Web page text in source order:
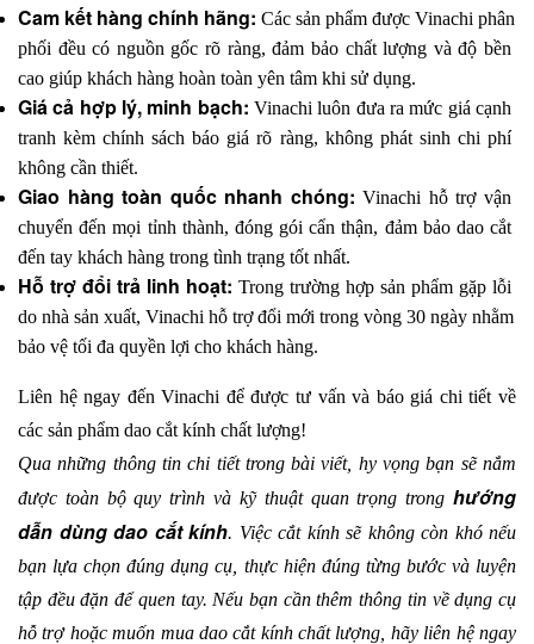
Cam kết hàng chính hãng: Các sản phẩm được Vinachi phân
phối đều có nguồn gốc rõ ràng, đảm bảo chất lượng và độ bền
cao giúp khách hàng hoàn toàn yên tâm khi sử dụng.
Giá cả hợp lý, minh bạch: Vinachi luôn đưa ra mức giá cạnh
tranh kèm chính sách báo giá rõ ràng, không phát sinh chi phí
không cần thiết.
Giao hàng toàn quốc nhanh chóng: Vinachi hỗ trợ vận
chuyển đến mọi tỉnh thành, đóng gói cẩn thận, đảm bảo dao cắt
đến tay khách hàng trong tình trạng tốt nhất.
Hỗ trợ đổi trả linh hoạt: Trong trường hợp sản phẩm gặp lỗi
do nhà sản xuất, Vinachi hỗ trợ đổi mới trong vòng 30 ngày nhằm
bảo vệ tối đa quyền lợi cho khách hàng.
Liên hệ ngay đến Vinachi để được tư vấn và báo giá chi tiết về
các sản phẩm dao cắt kính chất lượng!
Qua những thông tin chi tiết trong bài viết, hy vọng bạn sẽ nắm
được toàn bộ quy trình và kỹ thuật quan trọng trong hướng
dẫn dùng dao cắt kính. Việc cắt kính sẽ không còn khó nếu
bạn lựa chọn đúng dụng cụ, thực hiện đúng từng bước và luyện
tập đều đặn để quen tay. Nếu bạn cần thêm thông tin về dụng cụ
hỗ trợ hoặc muốn mua dao cắt kính chất lượng, hãy liên hệ ngay